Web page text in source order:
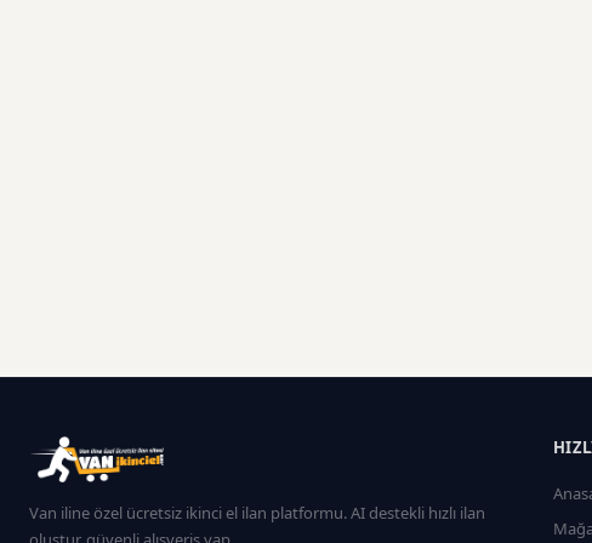
Van iline özel ücretsiz ikinci el ilan platformu. AI destekli hızlı ilan